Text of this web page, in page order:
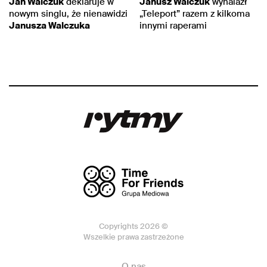
nowym singlu, że nienawidzi
Janusza Walczuka
„Teleport” razem z kilkoma
innymi raperami
Copyrights 2026 ©
Wszelkie prawa zastrzeżone